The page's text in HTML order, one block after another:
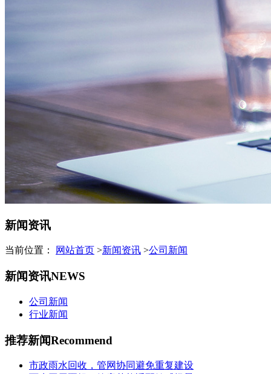
新闻资讯
当前位置： 网站首页 >新闻资讯 >公司新闻
新闻资讯NEWS
公司新闻
行业新闻
推荐新闻Recommend
市政雨水回收，管网协同避免重复建设